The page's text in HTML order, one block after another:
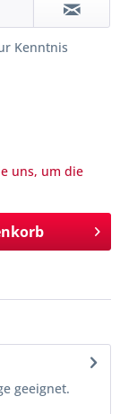
Kenntnis
uns, um die
geeignet.